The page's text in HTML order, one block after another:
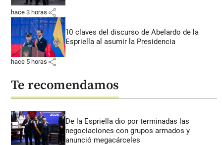
hace 3 horas share
10 claves del discurso de Abelardo de la
Espriella al asumir la Presidencia
hace 5 horas share
Te recomendamos
De la Espriella dio por terminadas las
negociaciones con grupos armados y
anunció megacárceles